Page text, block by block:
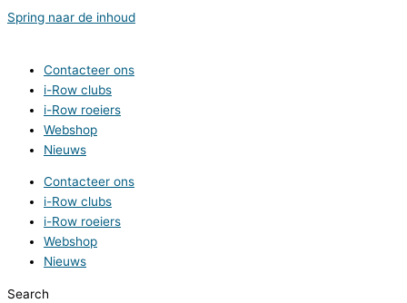
Spring naar de inhoud
Contacteer ons
i-Row clubs
i-Row roeiers
Webshop
Nieuws
Contacteer ons
i-Row clubs
i-Row roeiers
Webshop
Nieuws
Search